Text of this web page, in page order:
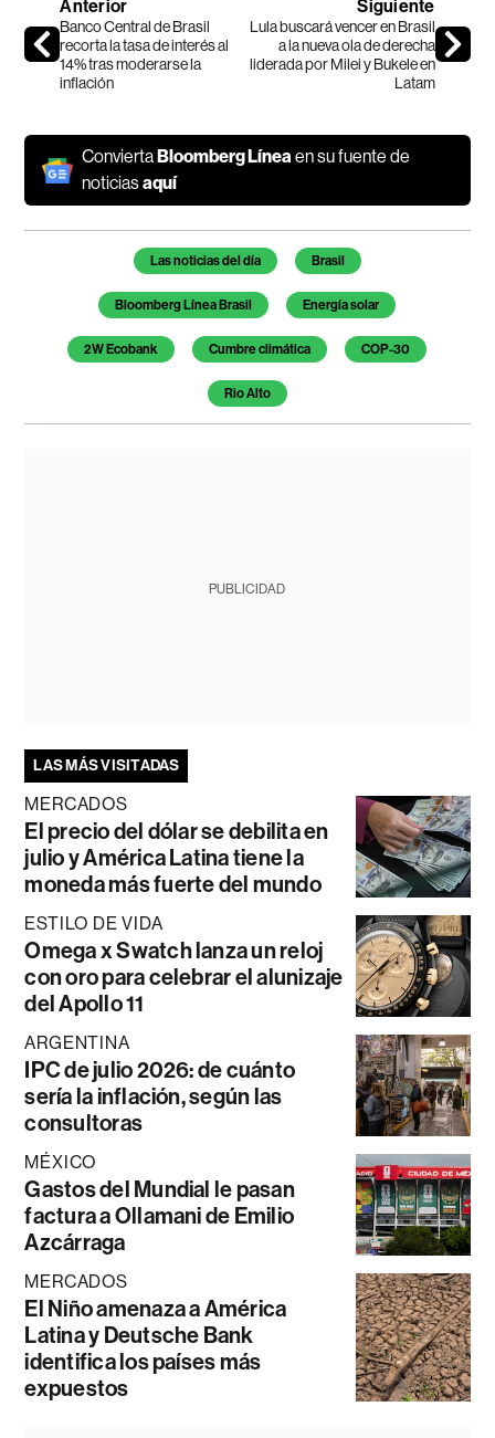
Anterior
Banco Central de Brasil
recorta la tasa de interés al
14% tras moderarse la
inflación
Siguiente
Lula buscará vencer en Brasil
a la nueva ola de derecha
liderada por Milei y Bukele en
Latam
Convierta Bloomberg Líneaen su fuente de
noticiasaquí
Temas de este artículo
Las noticias del día Brasil
Bloomberg Línea Brasil Energía solar
2W Ecobank Cumbre climática COP-30
Rio Alto
PUBLICIDAD
LAS MÁS VISITADAS
MERCADOS
El precio del dólar se debilita en
julio y América Latina tiene la
moneda más fuerte del mundo
ESTILO DE VIDA
Omega x Swatch lanza un reloj
con oro para celebrar el alunizaje
del Apollo 11
ARGENTINA
IPC de julio 2026: de cuánto
sería la inflación, según las
consultoras
MÉXICO
Gastos del Mundial le pasan
factura a Ollamani de Emilio
Azcárraga
MERCADOS
El Niño amenaza a América
Latina y Deutsche Bank
identifica los países más
expuestos